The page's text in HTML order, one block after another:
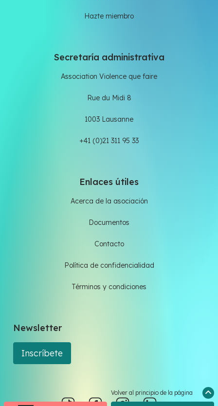
Volver al principio de la página
Hazte miembro
Secretaría administrativa
Association Violence que faire
Rue du Midi 8
1003 Lausanne
+41 (0)21 311 95 33
Enlaces útiles
Acerca de la asociación
Documentos
Contacto
Política de confidencialidad
Términos y condiciones
Newsletter
Inscríbete